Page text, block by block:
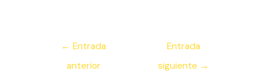
Navegación
entradas
← Entrada
anterior
Entrada
siguiente →